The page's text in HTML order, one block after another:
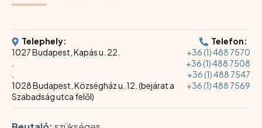
Telephely:
1027 Budapest, Kapás u. 22.
1028 Budapest, Községház u. 12. (bejárat a
Szabadság utca felől)
Telefon:
+36 (1) 488 7570
+36 (1) 488 7508
+36 (1) 488 7547
+36 (1) 488 7569